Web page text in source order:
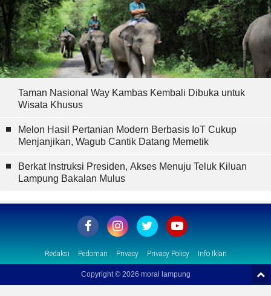
Taman Nasional Way Kambas Kembali Dibuka untuk
Wisata Khusus
Melon Hasil Pertanian Modern Berbasis IoT Cukup
Menjanjikan, Wagub Cantik Datang Memetik
Berkat Instruksi Presiden, Akses Menuju Teluk Kiluan
Lampung Bakalan Mulus
Redaksi Pedoman Privacy Privacy Policy Info Iklan
Copyright © 2026 moral lampung